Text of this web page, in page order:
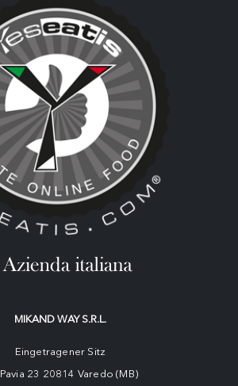
MIKAND WAY S.R.L.
Eingetragener Sitz
23 20814 Varedo (MB)